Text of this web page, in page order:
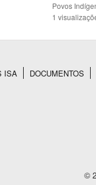
Povos
1
ISA DOCUMENTOS
©